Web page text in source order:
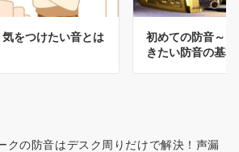
をつけたい音とは
初めての防音～
きたい防音の基
クの防音はデスク周りだけで解決！声漏